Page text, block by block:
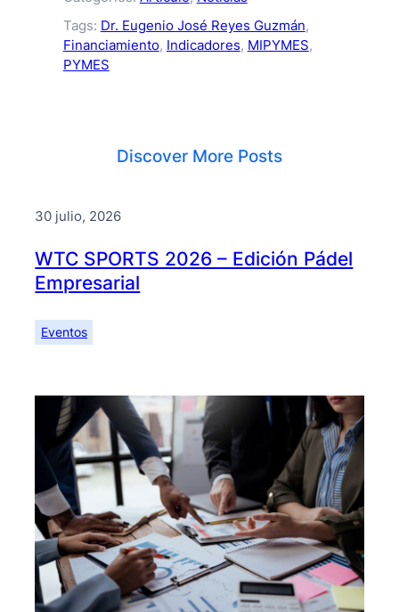
Tags: Dr. Eugenio José Reyes Guzmán
Financiamiento, Indicadores, MIPYMES
PYMES
Discover More Posts
30 julio, 2026
WTC SPORTS 2026 – Edición Pádel
Empresarial
Eventos